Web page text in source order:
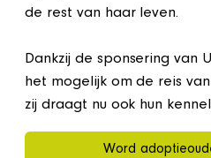
de rest van haar leven.
Dankzij de sponsering van
het mogelijk om de reis
zij draagt nu ook hun
Word